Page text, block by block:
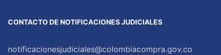
CONTACTO DE NOTIFICACIONES JUDICIALES
notificacionesjudiciales@colombiacompra.gov.co